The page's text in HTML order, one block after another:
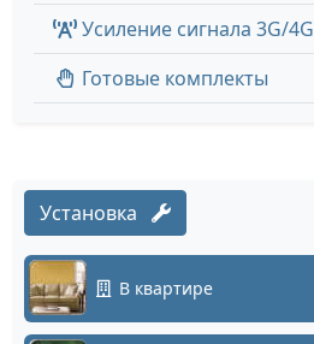
Усиление сигнала 3G/4G
Готовые комплекты
Установка
В квартире